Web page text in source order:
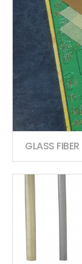
GLASS FIBER